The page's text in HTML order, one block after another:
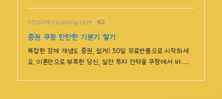
http://m.coupang.com 광고
증권 쿠팡 탄탄한 기본기 쌓기
복잡한 경제 개념도 증권, 쉽게! 30일 무료반품으로 시작하세
요. 이론만으로 부족한 당신, 실전 투자 전략을 쿠팡에서 바로 만